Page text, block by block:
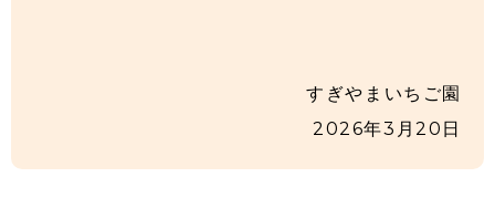
すぎやまいちご園
2026年3月20日